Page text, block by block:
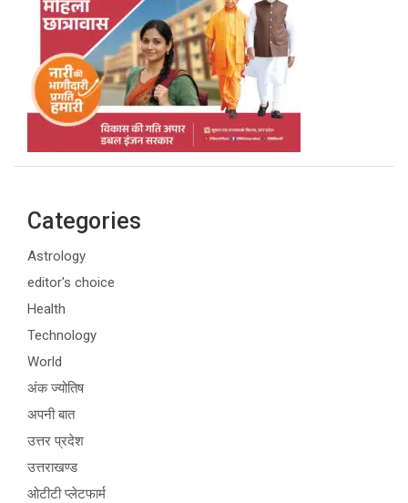
Categories
Astrology
editor's choice
Health
Technology
World
अंक ज्योतिष
अपनी बात
उत्तर प्रदेश
उत्तराखण्ड
ओटीटी प्लेटफार्म